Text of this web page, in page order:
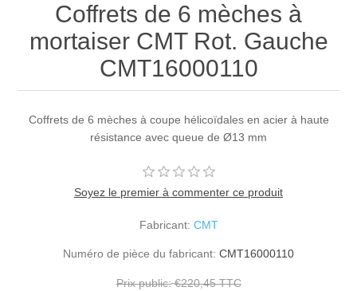
Coffrets de 6 mèches à
mortaiser CMT Rot. Gauche
CMT16000110
Coffrets de 6 mèches à coupe hélicoïdales en acier à haute
résistance avec queue de Ø13 mm
Soyez le premier à commenter ce produit
Fabricant: CMT
Numéro de pièce du fabricant: CMT16000110
Prix public: €220,45 TTC